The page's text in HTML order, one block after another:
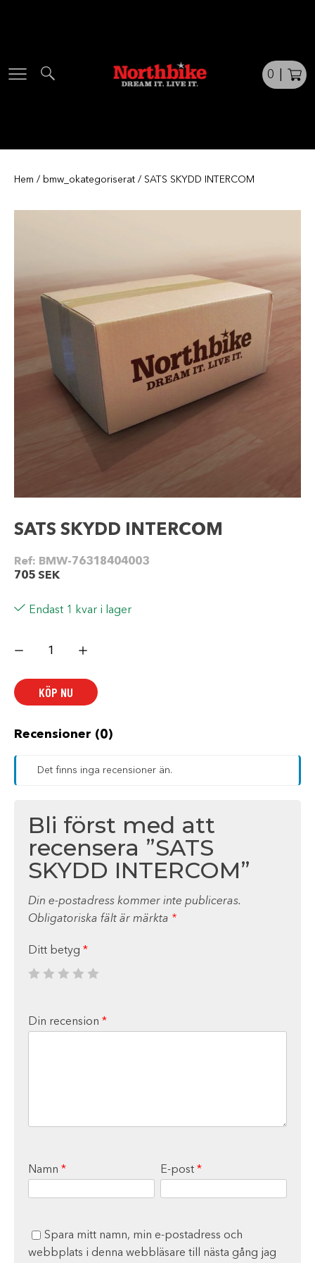
0
Hem / bmw_okategoriserat / SATS SKYDD INTERCOM
SATS SKYDD INTERCOM
Ref: BMW-76318404003
705 SEK
Endast 1 kvar i lager
SKYDD
KÖP NU
Recensioner (0)
Det finns inga recensioner än.
Bli först med att
recensera ”SATS
SKYDD INTERCOM”
Din e-postadress kommer inte publiceras.
Obligatoriska fält är märkta *
Ditt betyg *
Din recension *
Namn * E-post *
Spara mitt namn, min e-postadress och
webbplats i denna webbläsare till nästa gång jag